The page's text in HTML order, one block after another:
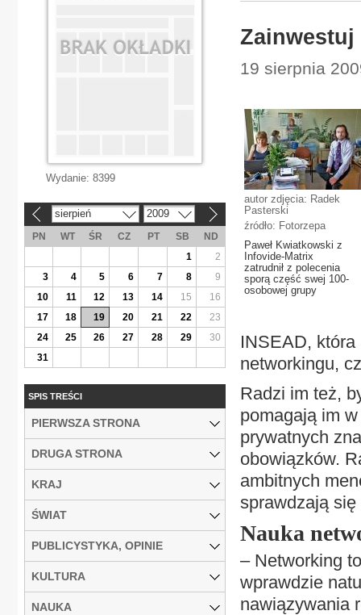
19 sierpnia
autor zdjęcia: Radek
Pasterski
źródło: Fotorzepa
Paweł Kwiatkowski z
Infovide-Matrix
zatrudnił z polecenia
sporą część swej 100-
osobowej grupy
INSEAD, która
networkingu,
Radzi im też,
pomagają im
prywatnych
obowiązków.
ambitnych
sprawdzają
Nauka
– Networking
wprawdzie
nawiązywania
Wydanie: 8399
sierpień 2009
PN WT ŚR CZ PT SB
ND
1
2
3
4 5 6 7 8
9
10
11 12 13 14 15
16
17
18 19 20 21 22
23
24
25 26 27 28 29
30
31
SPIS TREŚCI
PIERWSZA STRONA
DRUGA STRONA
KRAJ
ŚWIAT
PUBLICYSTYKA, OPINIE
KULTURA
NAUKA